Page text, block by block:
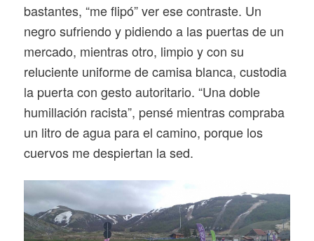
bastantes, “me flipó” ver ese contraste. Un
negro sufriendo y pidiendo a las puertas de un
mercado, mientras otro, limpio y con su
reluciente uniforme de camisa blanca, custodia
la puerta con gesto autoritario. “Una doble
humillación racista”, pensé mientras compraba
un litro de agua para el camino, porque los
cuervos me despiertan la sed.